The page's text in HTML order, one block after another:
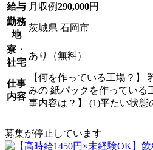
給与 月収例290,000円
勤務
地
茨城県 石岡市
寮・
社宅
あり（無料）
仕事
内容
【何を作っている工場？】
みの 紙パックを作っている
事内容は？】 (1)平たい状態
募集が停止しています